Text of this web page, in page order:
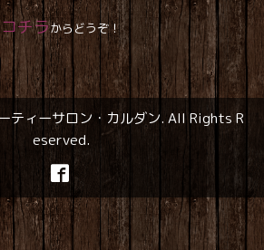
コチラからどうぞ！
ティーサロン・カルダン. All Rights R
eserved.